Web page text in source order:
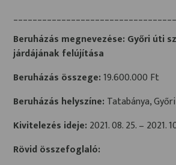
Beruházás megnevezése: Győri úti
járdájának felújítása
Beruházás összege:19.600.000 Ft
Beruházás helyszíne: Tatabánya,
Kivitelezés ideje: 2021. 08. 25. – 2021.
Rövid összefoglaló: